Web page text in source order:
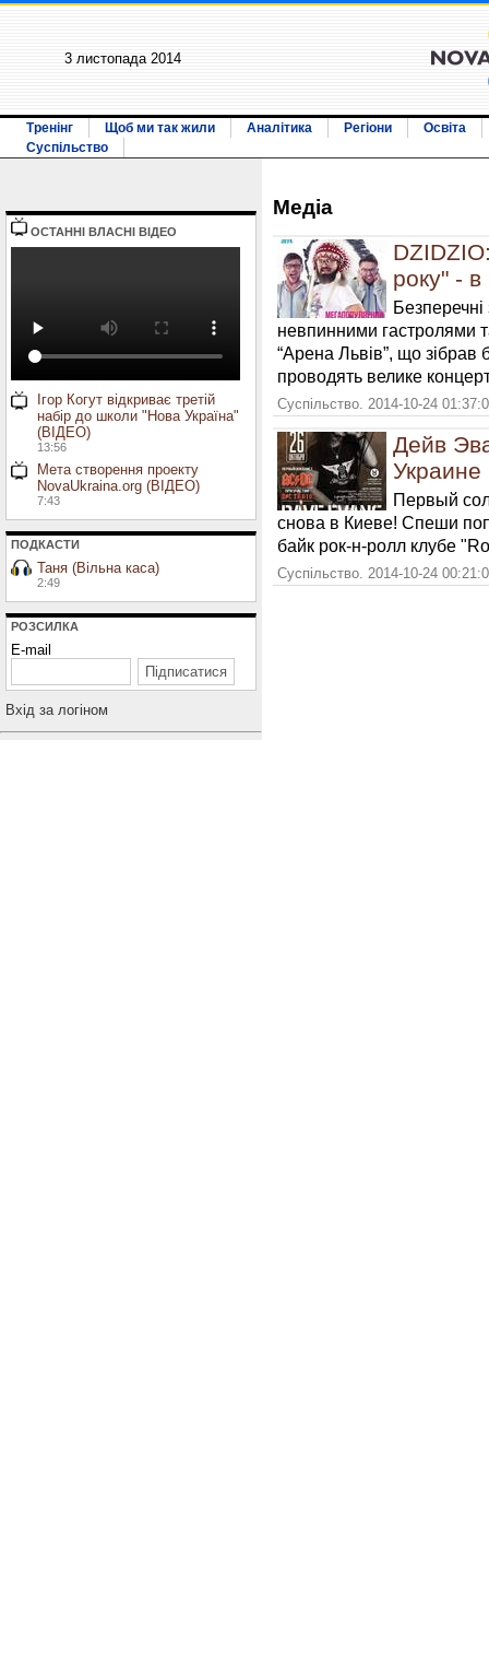
3 листопада 2014
Тренінг Щоб ми так жили Аналітика Регіони
Освіта
Суспільство
ОСТАННI ВЛАСНI ВIДЕО
Ігор Когут відкриває третій
набір до школи "Нова Україна"
(ВІДЕО)
13:56
Мета створення проекту
NovaUkraina.org (ВІДЕО)
7:43
ПОДКАСТИ
Таня (Вільна каса)
2:49
РОЗСИЛКА
E-mail
Вхiд за логiном
Медiа
року" - в
Безперечні
невпинними гастролями
“Арена Львів”, що зібрав
проводять велике
Суспільство. 2014-10-24
Дейв
Украине
Первый
снова в Киеве! Спеши
байк рок-н-ролл клубе
Суспільство. 2014-10-24